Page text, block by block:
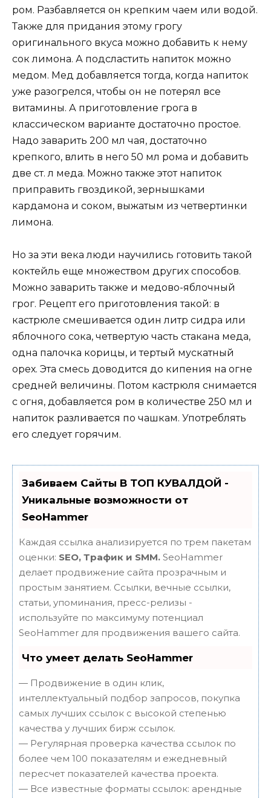
ром. Разбавляется он крепким чаем или водой.
Также для придания этому грогу
оригинального вкуса можно добавить к нему
сок лимона. А подсластить напиток можно
медом. Мед добавляется тогда, когда напиток
уже разогрелся, чтобы он не потерял все
витамины. А приготовление грога в
классическом варианте достаточно простое.
Надо заварить 200 мл чая, достаточно
крепкого, влить в него 50 мл рома и добавить
две ст. л меда. Можно также этот напиток
приправить гвоздикой, зернышками
кардамона и соком, выжатым из четвертинки
лимона.
Но за эти века люди научились готовить такой
коктейль еще множеством других способов.
Можно заварить также и медово-яблочный
грог. Рецепт его приготовления такой: в
кастрюле смешивается один литр сидра или
яблочного сока, четвертую часть стакана меда,
одна палочка корицы, и тертый мускатный
орех. Эта смесь доводится до кипения на огне
средней величины. Потом кастрюля снимается
с огня, добавляется ром в количестве 250 мл и
напиток разливается по чашкам. Употреблять
его следует горячим.
Забиваем Сайты В ТОП КУВАЛДОЙ -
Уникальные возможности от
SeoHammer
Каждая ссылка анализируется по трем пакетам
оценки: SEO, Трафик и SMM. SeoHammer
делает продвижение сайта прозрачным и
простым занятием. Ссылки, вечные ссылки,
статьи, упоминания, пресс-релизы -
используйте по максимуму потенциал
SeoHammer для продвижения вашего сайта.
Что умеет делать SeoHammer
— Продвижение в один клик,
интеллектуальный подбор запросов, покупка
самых лучших ссылок с высокой степенью
качества у лучших бирж ссылок.
— Регулярная проверка качества ссылок по
более чем 100 показателям и ежедневный
пересчет показателей качества проекта.
— Все известные форматы ссылок: арендные